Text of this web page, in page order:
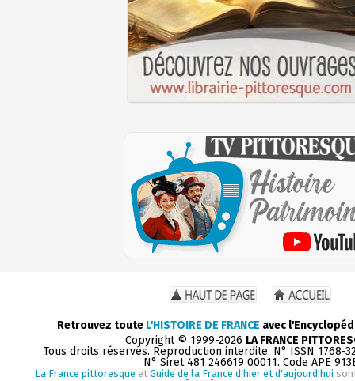
Retrouvez toute L'HISTOIRE DE FRANCE avec
Copyright © 1999-2026 LA FRANCE
Tous droits réservés. Reproduction interdite. N° ISSN 1768-
N° Siret 481 246619 00011. Code APE
La France pittoresque et Guide de la France d'hier et d'aujourd'hui